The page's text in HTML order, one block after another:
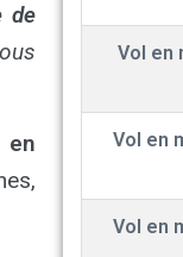
de
Vol en
Vol en
Vol en